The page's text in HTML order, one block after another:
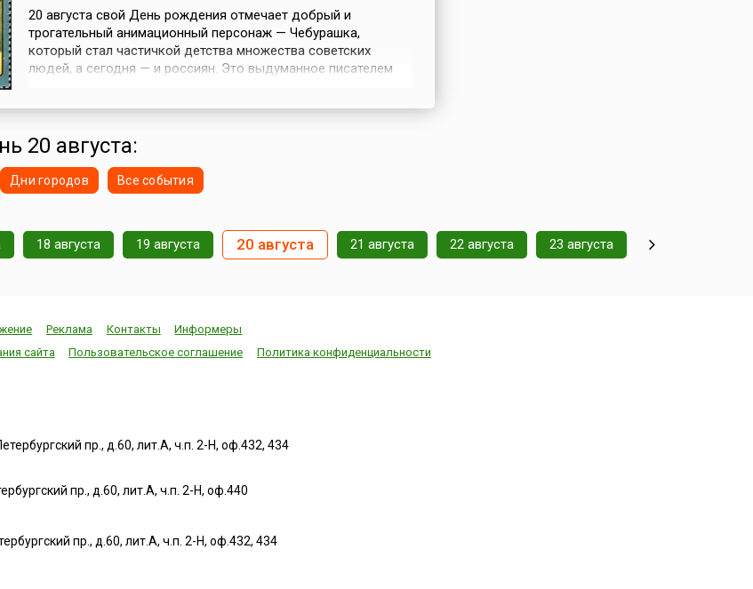
20 августа свой День рождения отмечает добрый и
трогательный анимационный персонаж — Чебурашка,
который стал частичкой детства множества советских
людей, а сегодня — и россиян. Это выдуманное писателем
создания своего героя — 20 августа....
20 августа:
Дни городов Все события
18 августа 19 августа 20 августа 21 августа 22 августа 23 августа
Реклама Контакты
Информеры
сайта
Пользовательское соглашение Политика конфиденциальности
пр., д.60, лит.А, ч.п. 2-Н, оф.432, 434
пр., д.60, лит.А, ч.п. 2-Н, оф.440
пр., д.60, лит.А, ч.п. 2-Н, оф.432, 434